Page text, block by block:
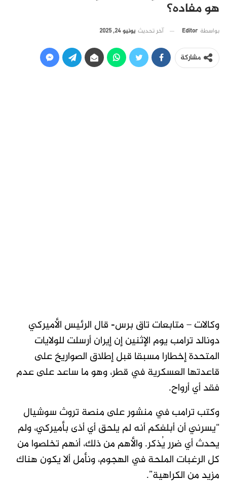
هو مفاده؟
بواسطة Editor آخر تحديث يونيو 24, 2025
مشاركة
وكالات – متابعات تاق برس- قال الرئيس الأميركي
دونالد ترامب يوم الإثنين إن إيران أرسلت للولايات
المتحدة إخطارا مسبقا قبل إطلاق الصواريخ على
قاعدتها العسكرية في قطر، وهو ما ساعد على عدم
فقد أي أرواح.
وكتب ترامب في منشور على منصة تروث سوشيال
“يسرني أن أبلغكم أنه لم يلحق أي أذى بأميركي، ولم
يحدث أي ضرر يُذكر. والأهم من ذلك، أنهم تخلصوا من
كل الرغبات الملحة في الهجوم، ونأمل ألا يكون هناك
مزيد من الكراهية”.